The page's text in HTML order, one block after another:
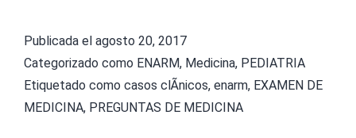
P
U
E
Publicada el agosto 20, 2017
Categorizado como ENARM, Medicina, PEDIATRIA
Etiquetado como casos clÃ­nicos, enarm, EXAMEN DE
MEDICINA, PREGUNTAS DE MEDICINA